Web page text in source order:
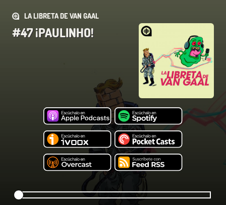
LA LIBRETA DE VAN GAAL
#47 ¡PAULINHO!